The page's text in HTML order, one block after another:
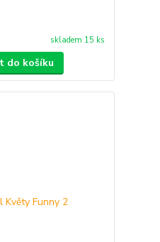
skladem 15 ks
do košíku